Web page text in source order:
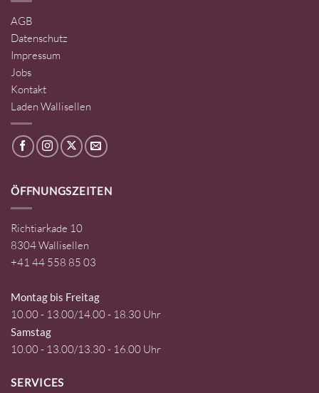
AGB
Datenschutz
Impressum
Jobs
Kontakt
Laden Wallisellen
ÖFFNUNGSZEITEN
Richtiarkade 10
8304 Wallisellen
+41 44 558 85 03
Montag bis Freitag
10.00 - 13.00/14.00 - 18.30 Uhr
Samstag
10.00 - 13.00/13.30 - 16.00 Uhr
SERVICES